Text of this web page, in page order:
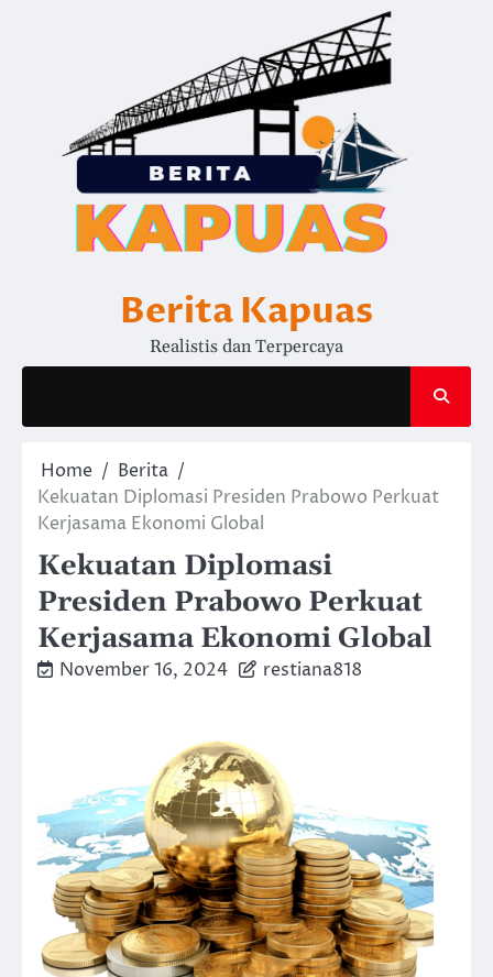
Berita Kapuas
Realistis dan Terpercaya
Home
Berita
Kekuatan Diplomasi Presiden Prabowo Perkuat
Kerjasama Ekonomi Global
Kekuatan Diplomasi
Presiden Prabowo Perkuat
Kerjasama Ekonomi Global
November 16, 2024 restiana818